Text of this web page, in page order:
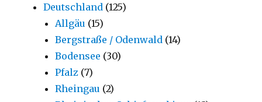
Deutschland (125)
Allgäu (15)
Bergstraße / Odenwald (14)
Bodensee (30)
Pfalz (7)
Rheingau (2)